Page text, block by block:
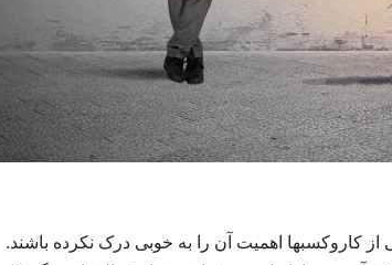
کاروکسبها اهمیت آن را به خوبی درک نکرده باشند.